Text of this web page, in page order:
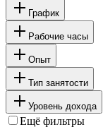
График
Рабочие часы
Опыт
Тип занятости
Уровень дохода
Ещё фильтры